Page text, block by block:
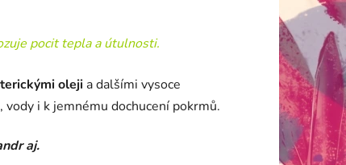
pocit tepla a útulnosti.
oleji a dalšími vysoce
i k jemnému dochucení pokrmů.
aj.